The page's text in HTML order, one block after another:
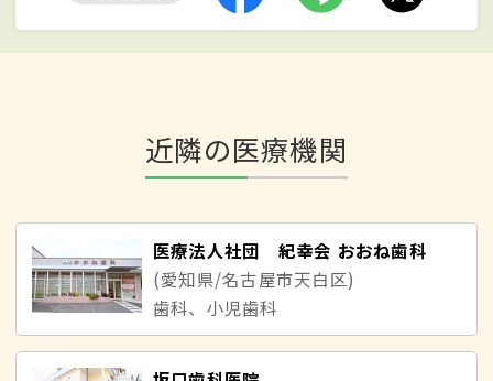
近隣の医療機関
医療法人社団 紀幸会 おおね歯科
(愛知県/名古屋市天白区)
歯科、小児歯科